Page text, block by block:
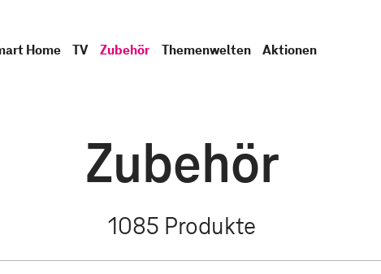
Home TV Zubehör Themenwelten Aktionen
Zubehör
1085 Produkte